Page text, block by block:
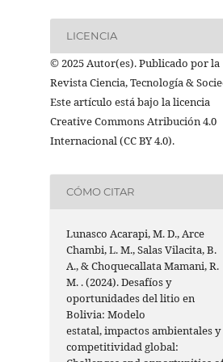
LICENCIA
© 2025 Autor(es). Publicado por la
Revista Ciencia, Tecnología &
Este artículo está bajo la licencia
Creative Commons Atribución 4.0
Internacional (CC BY 4.0).
CÓMO CITAR
Lunasco Acarapi, M. D., Arce
Chambi, L. M., Salas Vilacita, B.
A., & Choquecallata Mamani, R.
M. . (2024). Desafíos y
oportunidades del litio en
Bolivia: Modelo
estatal, impactos ambientales y
competitividad global: